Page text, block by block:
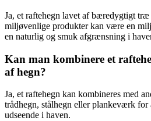
Ja, et raftehegn lavet af bæredygtigt træ
miljøvenlige produkter kan være en
en naturlig og smuk afgrænsning i
Kan man kombinere et
af hegn?
Ja, et raftehegn kan kombineres med
trådhegn, stålhegn eller plankeværk for
udseende i haven.